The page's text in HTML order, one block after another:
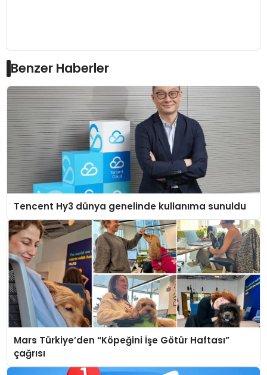
Benzer Haberler
Tencent Hy3 dünya genelinde kullanıma sunuldu
Mars Türkiye’den “Köpeğini İşe Götür Haftası”
çağrısı